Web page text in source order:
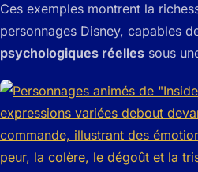
Ces exemples montrent la
personnages Disney, capables
psychologiques réelles sous